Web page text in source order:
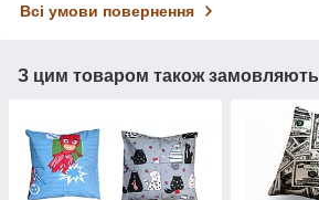
Всі умови повернення
З цим товаром також замовляють